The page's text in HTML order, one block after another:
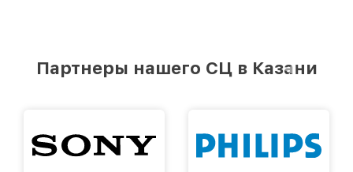
Партнеры нашего СЦ в Казани